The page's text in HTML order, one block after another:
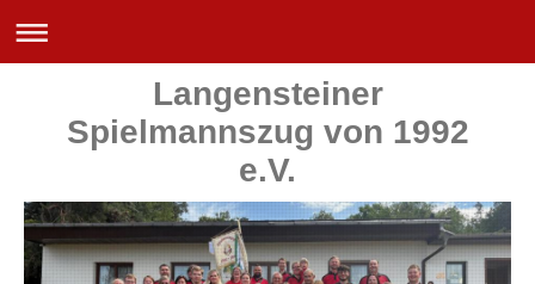
Langensteiner
Spielmannszug von 1992
e.V.